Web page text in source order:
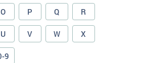
O P Q R
U V W X
9